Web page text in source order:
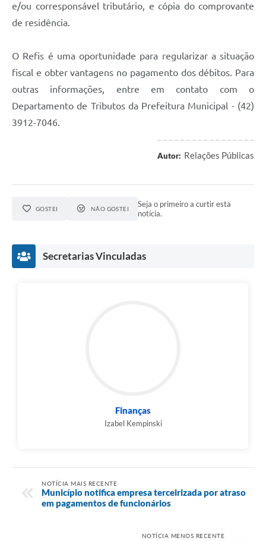
e/ou corresponsável tributário, e cópia do comprovante
de residência.
O Refis é uma oportunidade para regularizar a situação
fiscal e obter vantagens no pagamento dos débitos. Para
outras informações, entre em contato com o
Departamento de Tributos da Prefeitura Municipal - (42)
3912-7046.
Autor: Relações Públicas
GOSTEI NÃO GOSTEI
Seja o primeiro a curtir esta
notícia.
Secretarias Vinculadas
Finanças
Izabel Kempinski
NOTÍCIA MAIS RECENTE
Município notifica empresa terceirizada por atraso
em pagamentos de funcionários
NOTÍCIA MENOS RECENTE